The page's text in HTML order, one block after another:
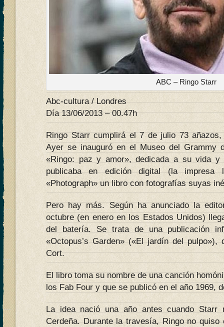
ABC – Ringo Starr
Abc-cultura / Londres
Día 13/06/2013 – 00.47h
Ringo Starr cumplirá el 7 de julio 73
Ayer se inauguró en el Museo del Grammy
«Ringo: paz y amor», dedicada a su vida y
publicaba en edición digital (la impresa
«Photograph» un libro con fotografías suyas
Pero hay más. Según ha anunciado la
octubre (en enero en los Estados Unidos)
del batería. Se trata de una publicación
«Octopus’s Garden» («El jardín del
Cort.
El libro toma su nombre de una canción
los Fab Four y que se publicó en el año 1969,
La idea nació una año antes cuando Starr
Cerdeña. Durante la travesía, Ringo no